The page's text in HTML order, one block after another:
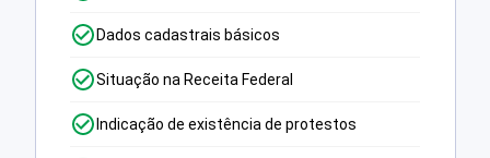
Dados cadastrais básicos
Situação na Receita Federal
Indicação de existência de protestos